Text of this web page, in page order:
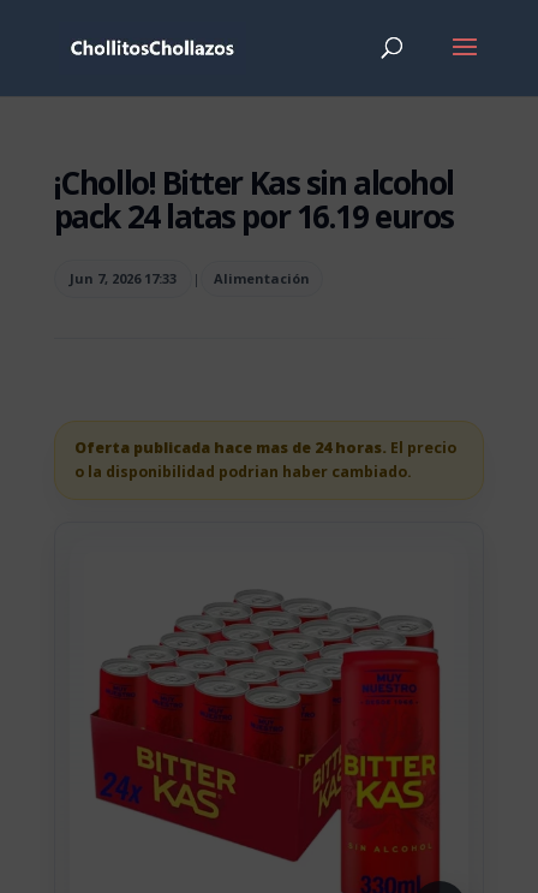
¡Chollo! Bitter Kas sin alcohol
pack 24 latas por 16.19 euros
Jun 7, 2026 17:33 | Alimentación
Oferta publicada hace mas de 24 horas. El precio
o la disponibilidad podrian haber cambiado.